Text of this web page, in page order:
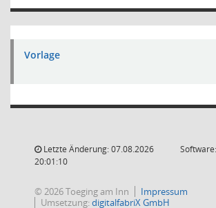
Vorlage
Letzte Änderung: 07.08.2026
20:01:10
Software:
© 2026 Toeging am Inn
Impressum
Umsetzung:digitalfabriX GmbH